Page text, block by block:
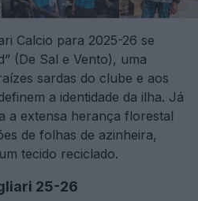
Calcio para 2025-26 se
(De Sal e Vento), uma
sardas do clube e aos
a identidade da ilha. Já
a extensa herança florestal
de folhas de azinheira,
tecido reciclado.
25-26